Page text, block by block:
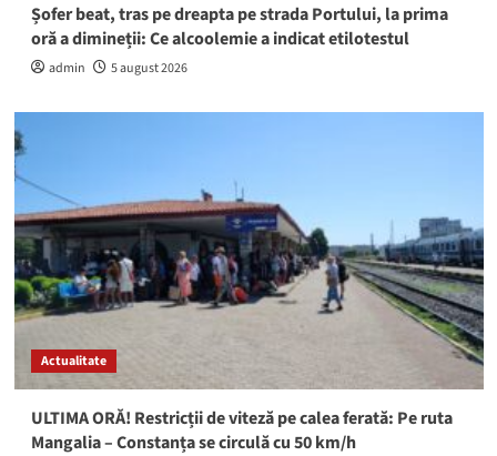
Șofer beat, tras pe dreapta pe strada Portului, la prima
oră a dimineții: Ce alcoolemie a indicat etilotestul
admin 5 august 2026
Actualitate
ULTIMA ORĂ! Restricții de viteză pe calea ferată: Pe ruta
Mangalia – Constanța se circulă cu 50 km/h